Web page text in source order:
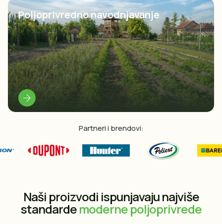
Poljoprivredno navodnjavanje
Partneri i brendovi:
Naši proizvodi ispunjavaju najviše
standardemoderne poljoprivrede